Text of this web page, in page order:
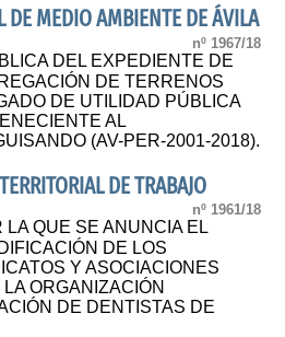
DE MEDIO AMBIENTE DE ÁVILA
nº 1967/18
DEL EXPEDIENTE DE
DE TERRENOS
DE UTILIDAD PÚBLICA
AL
(AV-PER-2001-2018).
DE TRABAJO
nº 1961/18
LA QUE SE ANUNCIA EL
DE LOS
Y ASOCIACIONES
ORGANIZACIÓN
DE DENTISTAS DE